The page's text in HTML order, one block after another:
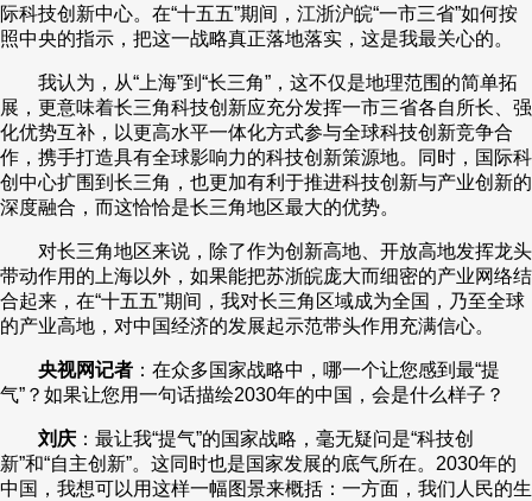
际科技创新中心。在“十五五”期间，江浙沪皖“一市三省”如何按
照中央的指示，把这一战略真正落地落实，这是我最关心的。
我认为，从“上海”到“长三角”，这不仅是地理范围的简单拓
展，更意味着长三角科技创新应充分发挥一市三省各自所长、强
化优势互补，以更高水平一体化方式参与全球科技创新竞争合
作，携手打造具有全球影响力的科技创新策源地。同时，国际科
创中心扩围到长三角，也更加有利于推进科技创新与产业创新的
深度融合，而这恰恰是长三角地区最大的优势。
对长三角地区来说，除了作为创新高地、开放高地发挥龙头
带动作用的上海以外，如果能把苏浙皖庞大而细密的产业网络结
合起来，在“十五五”期间，我对长三角区域成为全国，乃至全球
的产业高地，对中国经济的发展起示范带头作用充满信心。
央视网记者 ：在众多国家战略中，哪一个让您感到最“提
气”？如果让您用一句话描绘2030年的中国，会是什么样子？
刘庆 ：最让我“提气”的国家战略，毫无疑问是“科技创
新”和“自主创新”。这同时也是国家发展的底气所在。2030年的
中国，我想可以用这样一幅图景来概括：一方面，我们人民的生